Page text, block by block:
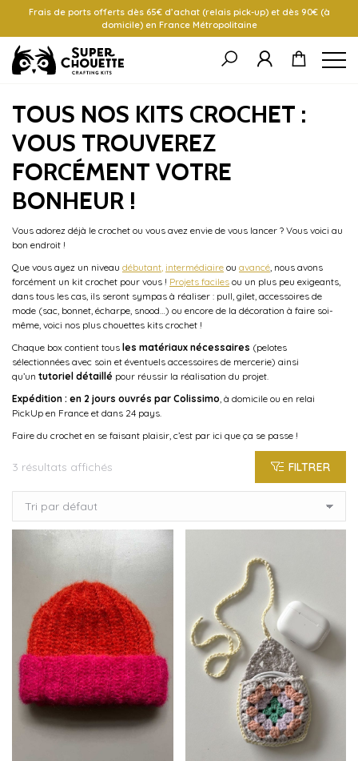
Frais de ports offerts dès 65€ d’achat (relais pick-up) et dès 90€ (à
domicile) en France Métropolitaine
TOUS NOS KITS CROCHET :
VOUS TROUVEREZ
FORCÉMENT VOTRE
BONHEUR !
Vous adorez déjà le crochet ou vous avez envie de vous lancer ? Vous voici au
bon endroit !
Que vous ayez un niveau débutant, intermédiaire ou avancé, nous avons
forcément un kit crochet pour vous ! Projets faciles ou un plus peu exigeants,
dans tous les cas, ils seront sympas à réaliser : pull, gilet, accessoires de
mode (sac, bonnet, écharpe, snood…) ou encore de la décoration à faire soi-
même, voici nos plus chouettes kits crochet !
Chaque box contient tous les matériaux nécessaires (pelotes
sélectionnées avec soin et éventuels accessoires de mercerie) ainsi
qu’un tutoriel détaillé pour réussir la réalisation du projet.
Expédition : en 2 jours ouvrés par Colissimo, à domicile ou en relai
PickUp en France et dans 24 pays.
Faire du crochet en se faisant plaisir, c’est par ici que ça se passe !
3 résultats affichés FILTRER